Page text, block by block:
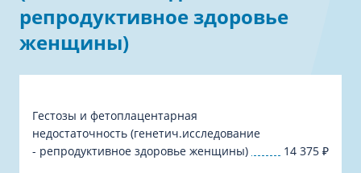
репродуктивное здоровье
женщины)
Гестозы и фетоплацентарная
недостаточность (генетич.исследование
- репродуктивное здоровье женщины)
14 375 ₽